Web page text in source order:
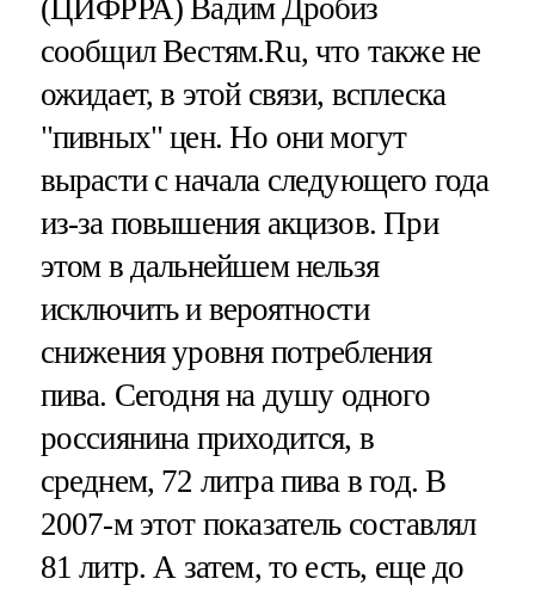
(ЦИФРРА) Вадим Дробиз
сообщил Вестям.Ru, что также не
ожидает, в этой связи, всплеска
"пивных" цен. Но они могут
вырасти с начала следующего года
из-за повышения акцизов. При
этом в дальнейшем нельзя
исключить и вероятности
снижения уровня потребления
пива. Сегодня на душу одного
россиянина приходится, в
среднем, 72 литра пива в год. В
2007-м этот показатель составлял
81 литр. А затем, то есть, еще до